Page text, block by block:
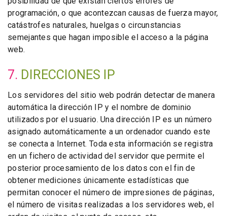
programación, o que acontezcan causas de fuerza mayor,
catástrofes naturales, huelgas o circunstancias
semejantes que hagan imposible el acceso a la página
web.
7. DIRECCIONES IP
Los servidores del sitio web podrán detectar de manera
automática la dirección IP y el nombre de dominio
utilizados por el usuario. Una dirección IP es un número
asignado automáticamente a un ordenador cuando este
se conecta a Internet. Toda esta información se registra
en un fichero de actividad del servidor que permite el
posterior procesamiento de los datos con el fin de
obtener mediciones únicamente estadísticas que
permitan conocer el número de impresiones de páginas,
el número de visitas realizadas a los servidores web, el